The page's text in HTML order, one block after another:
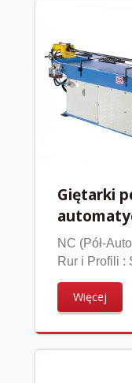
Giętarki
NC (Pół-
Rur i Profili :
Więcej